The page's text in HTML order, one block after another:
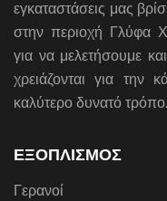
εγκαταστάσεις μας
στην περιοχή Γλύφα
για να μελετήσουμε
χρειάζονται για
καλύτερο δυνατό τρόπο.
ΕΞΟΠΛΙΣΜΟΣ
Γερανοί